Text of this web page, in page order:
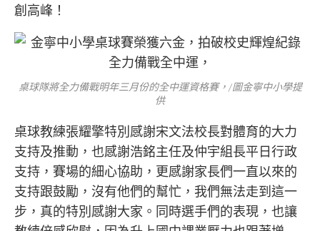
創高峰！
桌球隊將全力備戰明年三月份的全中運資格賽，/圖金寧中小學提
供
桌球教練張耀擎特別感謝宋文法校長對體育的大力
支持及推動，也感謝浩銘主任及仲宇組長平日行政
支持，賽場的細心協助，更感謝家長們一直以來的
支持跟鼓勵，沒有他們的幫忙，我們無法走到這一
步，真的特別感謝大家。同時選手們的表現，也讓